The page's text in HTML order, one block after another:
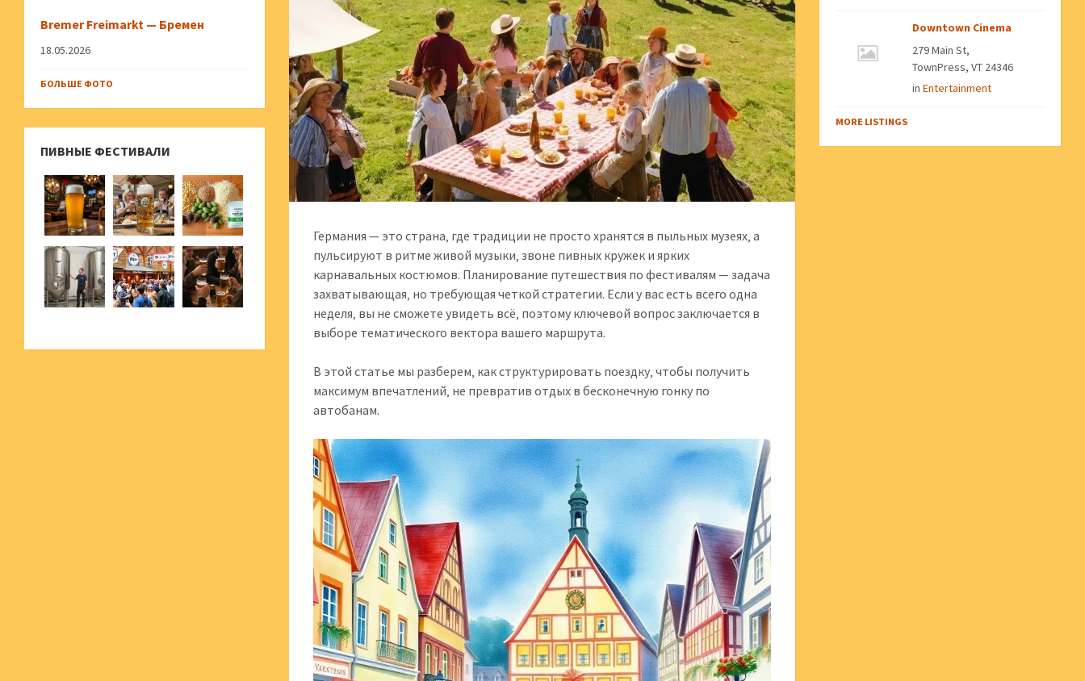
Германия — это страна‚ где традиции не просто хранятся в пыльных музеях‚ а
пульсируют в ритме живой музыки‚ звоне пивных кружек и ярких
карнавальных костюмов. Планирование путешествия по фестивалям — задача
захватывающая‚ но требующая четкой стратегии. Если у вас есть всего одна
неделя‚ вы не сможете увидеть всё‚ поэтому ключевой вопрос заключается в
выборе тематического вектора вашего маршрута.
В этой статье мы разберем‚ как структурировать поездку‚ чтобы получить
максимум впечатлений‚ не превратив отдых в бесконечную гонку по
автобанам.
Bremer Freimarkt — Бремен
18.05.2026
БОЛЬШЕ ФОТО
ПИВНЫЕ ФЕСТИВАЛИ
Downtown Cinema
279 Main St,
TownPress, VT 24346
inEntertainment
MORE LISTINGS